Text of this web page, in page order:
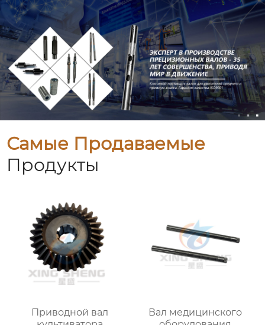
Самые Продаваемые
Продукты
Приводной вал
Вал медицинского